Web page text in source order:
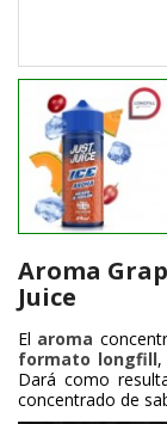
Aroma
Juice
El aroma
formato longfill,
Dará como
concentrado de